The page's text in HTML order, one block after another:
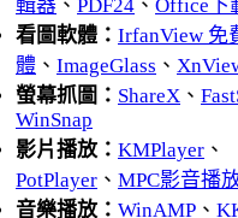
輯器 、 PDF24 、 Office下
看圖軟體： IrfanView 免
體 、 ImageGlass 、
螢幕抓圖： ShareX 、
WinSnap
影片播放： KMPlayer 、
PotPlayer 、 MPC影音播
音樂播放： WinAMP 、